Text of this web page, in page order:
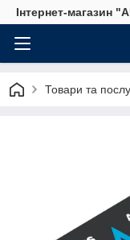
Інтернет-магазин
Товари та